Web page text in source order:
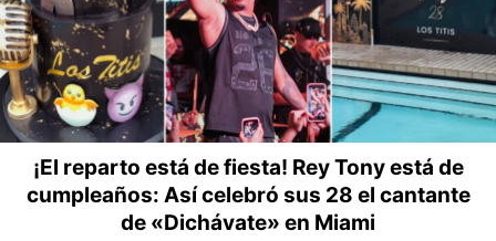
¡El reparto está de fiesta! Rey Tony está de
cumpleaños: Así celebró sus 28 el cantante
de «Dichávate» en Miami